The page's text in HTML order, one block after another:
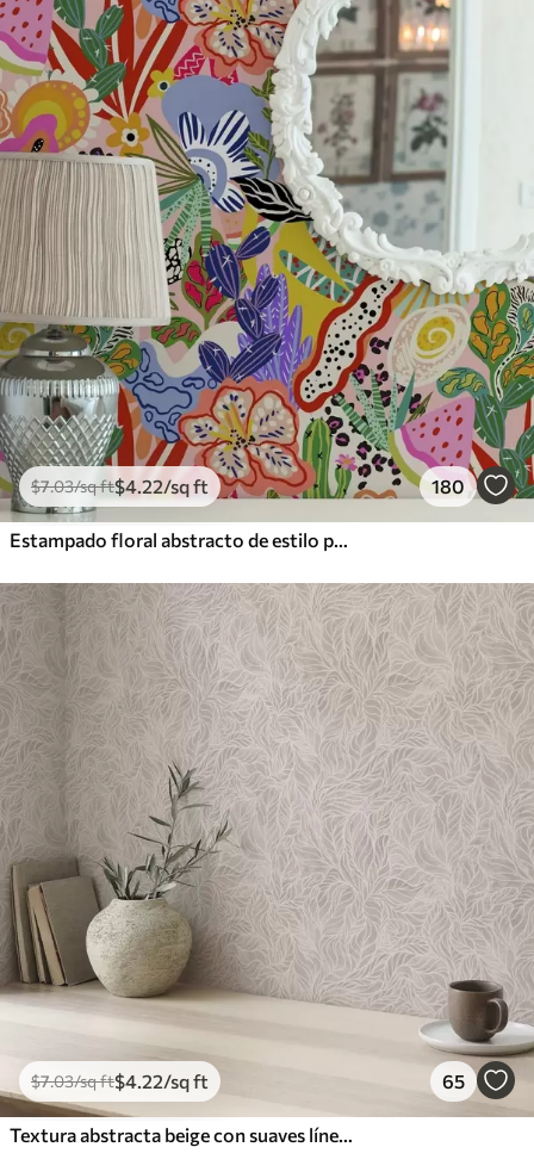
$7.03/sq ft$4.22/sq ft 180
Estampado floral abstracto de estilo pop art
$7.03/sq ft$4.22/sq ft 65
Textura abstracta beige con suaves líneas de hojas